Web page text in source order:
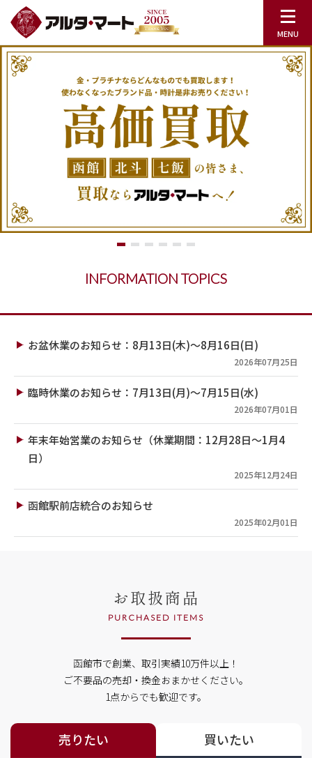
INFORMATION TOPICS
お盆休業のお知らせ：8月13日(木)～8月16日(日)
2026年07月25日
臨時休業のお知らせ：7月13日(月)～7月15日(水)
2026年07月01日
年末年始営業のお知らせ（休業期間：12月28日～1月4
日）
2025年12月24日
函館駅前店統合のお知らせ
2025年02月01日
お取扱商品
PURCHASED ITEMS
函館市で創業、取引実績10万件以上！
ご不要品の売却・換金おまかせください。
1点からでも歓迎です。
売りたい 買いたい